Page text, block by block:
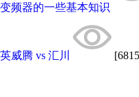
变频器的一些基本知识
英威腾 vs 汇川